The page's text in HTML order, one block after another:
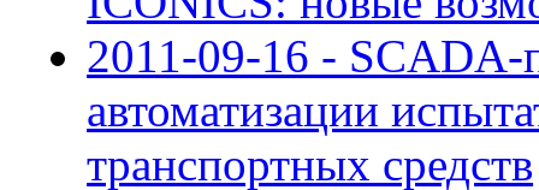
2011-09-16 - SCADA-
автоматизации
транспортных средств